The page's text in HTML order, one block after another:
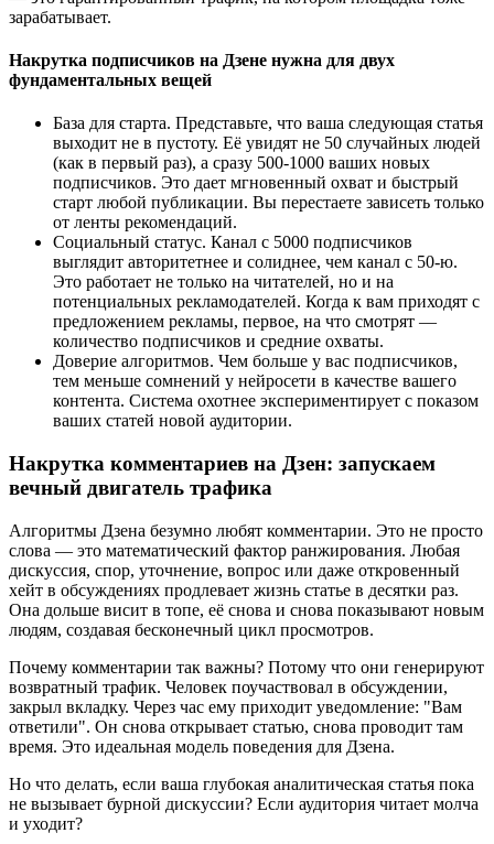
зарабатывает.
Накрутка подписчиков на Дзене нужна для двух
фундаментальных вещей
База для старта. Представьте, что ваша следующая статья
выходит не в пустоту. Её увидят не 50 случайных людей
(как в первый раз), а сразу 500-1000 ваших новых
подписчиков. Это дает мгновенный охват и быстрый
старт любой публикации. Вы перестаете зависеть только
от ленты рекомендаций.
Социальный статус. Канал с 5000 подписчиков
выглядит авторитетнее и солиднее, чем канал с 50-ю.
Это работает не только на читателей, но и на
потенциальных рекламодателей. Когда к вам приходят с
предложением рекламы, первое, на что смотрят —
количество подписчиков и средние охваты.
Доверие алгоритмов. Чем больше у вас подписчиков,
тем меньше сомнений у нейросети в качестве вашего
контента. Система охотнее экспериментирует с показом
ваших статей новой аудитории.
Накрутка комментариев на Дзен: запускаем
вечный двигатель трафика
Алгоритмы Дзена безумно любят комментарии. Это не просто
слова — это математический фактор ранжирования. Любая
дискуссия, спор, уточнение, вопрос или даже откровенный
хейт в обсуждениях продлевает жизнь статье в десятки раз.
Она дольше висит в топе, её снова и снова показывают новым
людям, создавая бесконечный цикл просмотров.
Почему комментарии так важны? Потому что они генерируют
возвратный трафик. Человек поучаствовал в обсуждении,
закрыл вкладку. Через час ему приходит уведомление: "Вам
ответили". Он снова открывает статью, снова проводит там
время. Это идеальная модель поведения для Дзена.
Но что делать, если ваша глубокая аналитическая статья пока
не вызывает бурной дискуссии? Если аудитория читает молча
и уходит?